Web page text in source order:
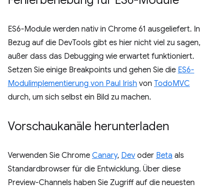
ES6-Module werden nativ in Chrome 61 ausgeliefert. In
Bezug auf die DevTools gibt es hier nicht viel zu sagen,
außer dass das Debugging wie erwartet funktioniert.
Setzen Sie einige Breakpoints und gehen Sie die ES6-
Modulimplementierung von Paul Irish von TodoMVC
durch, um sich selbst ein Bild zu machen.
Vorschaukanäle herunterladen
Verwenden Sie Chrome Canary, Dev oder Beta als
Standardbrowser für die Entwicklung. Über diese
Preview-Channels haben Sie Zugriff auf die neuesten